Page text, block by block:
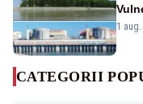
în
1 aug.
CATEGORII